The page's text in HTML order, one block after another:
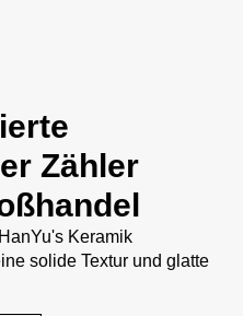
Zähler
Keramik
solide Textur und glatte